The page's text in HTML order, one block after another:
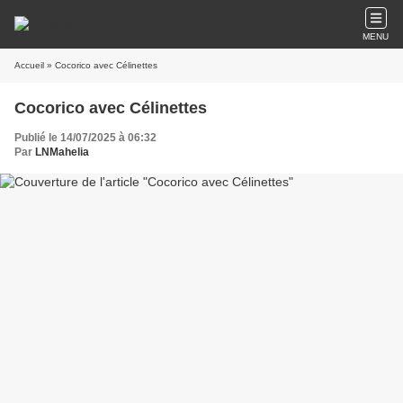
MENU
Accueil » Cocorico avec Célinettes
Cocorico avec Célinettes
Publié le 14/07/2025 à 06:32
Par LNMahelia